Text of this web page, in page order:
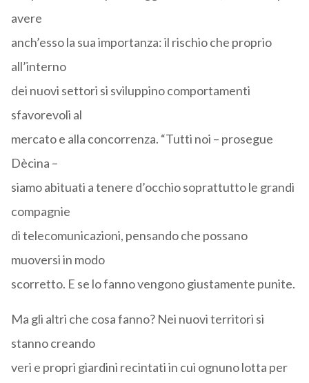
avere
anch’esso la sua importanza: il rischio che proprio
all’interno
dei nuovi settori si sviluppino comportamenti
sfavorevoli al
mercato e alla concorrenza. “Tutti noi – prosegue
Dècina –
siamo abituati a tenere d’occhio soprattutto le grandi
compagnie
di telecomunicazioni, pensando che possano
muoversi in modo
scorretto. E se lo fanno vengono giustamente punite.
Ma gli altri che cosa fanno? Nei nuovi territori si
stanno creando
veri e propri giardini recintati in cui ognuno lotta per